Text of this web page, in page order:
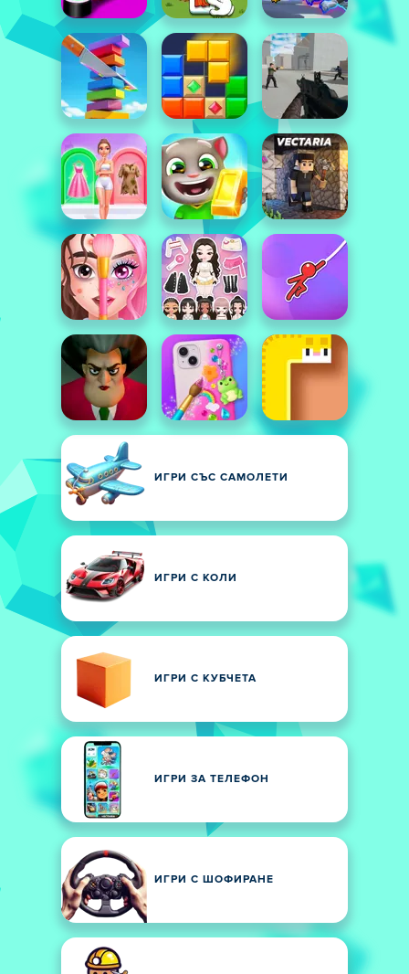
ИГРИ СЪС САМОЛЕТИ
ИГРИ С КОЛИ
ИГРИ С КУБЧЕТА
ИГРИ ЗА ТЕЛЕФОН
ИГРИ С ШОФИРАНЕ